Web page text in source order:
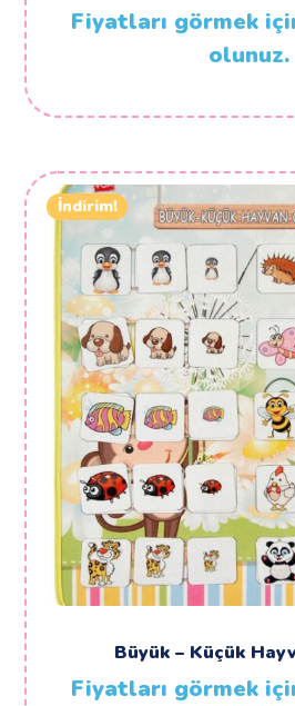
Fiyatları görmek
olunuz.
İndirim!
Büyük – Küçük
Fiyatları görmek